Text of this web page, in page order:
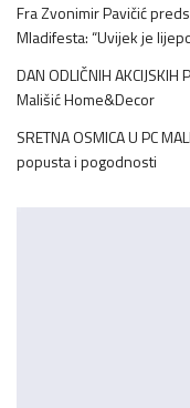
Fra Zvonimir Pavičić
Mladifesta: “Uvijek je
DAN ODLIČNIH
Mališić Home&Decor
SRETNA OSMICA U PC
popusta i pogodnosti